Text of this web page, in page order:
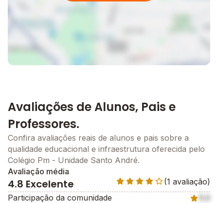
Avaliações de Alunos, Pais e
Professores.
Confira avaliações reais de alunos e pais sobre a
qualidade educacional e infraestrutura oferecida pelo
Colégio Pm - Unidade Santo André.
Avaliação média
4.8 Excelente
(1 avaliação)
Participação da comunidade